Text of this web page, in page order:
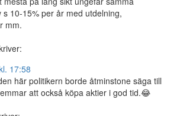
s 10-15% per år med utdelning,
mm.
17:58
här politikern borde åtminstone säga till
att också köpa aktier i god tid.😂